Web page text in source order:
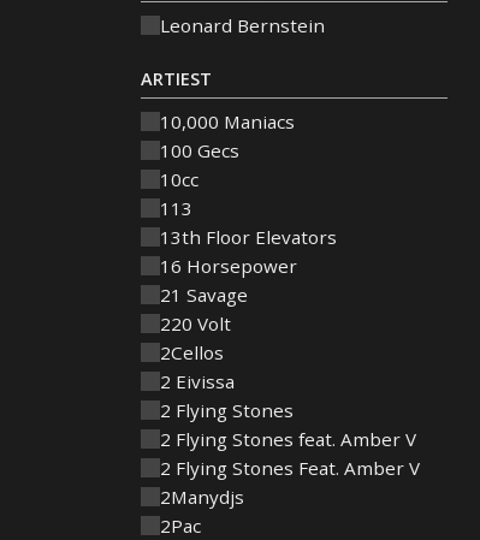
Leonard Bernstein
ARTIEST
10,000 Maniacs
100 Gecs
10cc
113
13th Floor Elevators
16 Horsepower
21 Savage
220 Volt
2Cellos
2 Eivissa
2 Flying Stones
2 Flying Stones feat. Amber V
2 Flying Stones Feat. Amber V
2Manydjs
2Pac